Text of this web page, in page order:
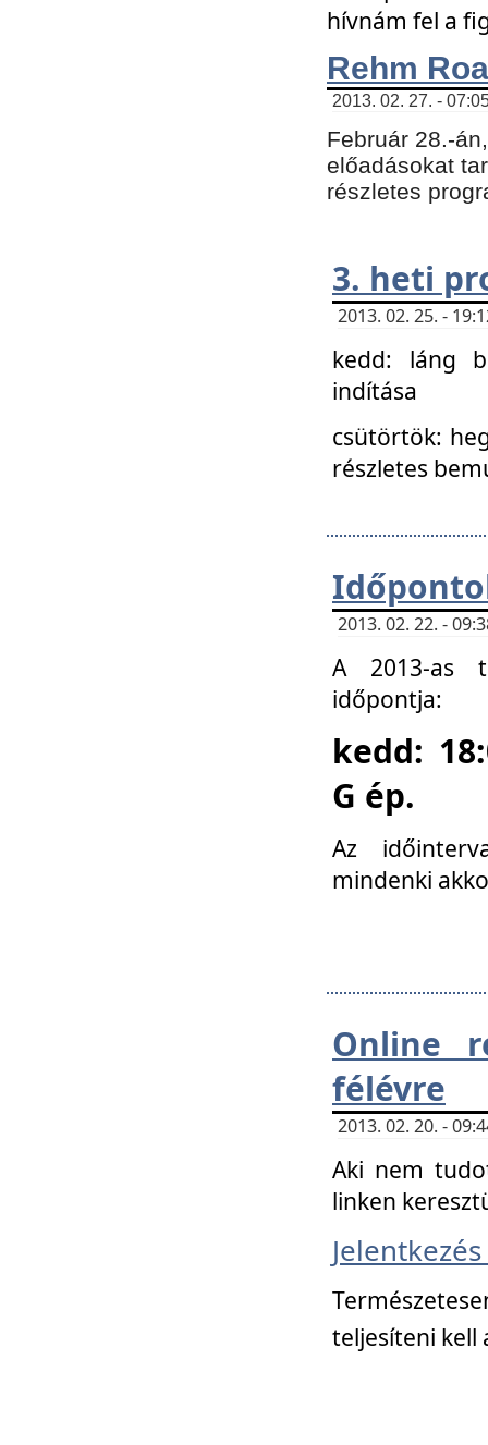
hívnám fel a
Rehm
2013. 02. 27. -
Február 28.-
előadásokat
részletes
3. heti
2013. 02. 25. -
kedd: láng
indítása
csütörtök:
részletes
2013. 02. 22. -
A 2013-as
időpontja:
kedd:
G ép.
Az
mindenki
Online
félévre
2013. 02. 20. -
Aki nem
linken
Jelentkezés
teljesíteni kell